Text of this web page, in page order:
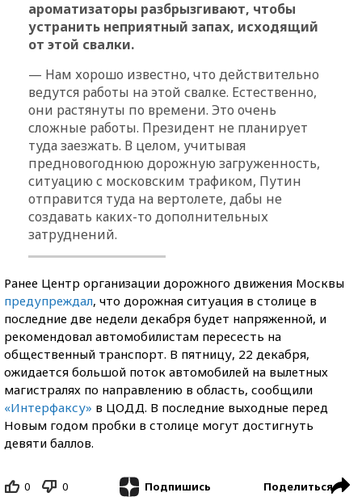
ароматизаторы разбрызгивают, чтобы
устранить неприятный запах, исходящий
от этой свалки.
— Нам хорошо известно, что действительно
ведутся работы на этой свалке. Естественно,
они растянуты по времени. Это очень
сложные работы. Президент не планирует
туда заезжать. В целом, учитывая
предновогоднюю дорожную загруженность,
ситуацию с московским трафиком, Путин
отправится туда на вертолете, дабы не
создавать каких-то дополнительных
затруднений.
Ранее Центр организации дорожного движения Москвы
предупреждал, что дорожная ситуация в столице в
последние две недели декабря будет напряженной, и
рекомендовал автомобилистам пересесть на
общественный транспорт. В пятницу, 22 декабря,
ожидается большой поток автомобилей на вылетных
магистралях по направлению в область, сообщили
«Интерфаксу» в ЦОДД. В последние выходные перед
Новым годом пробки в столице могут достигнуть
девяти баллов.
0 0 Подпишись Поделиться